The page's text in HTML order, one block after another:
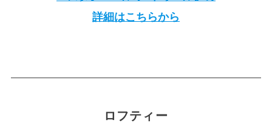
詳細はこちらから
ロフティー